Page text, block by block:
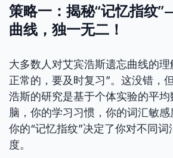
策略一：揭秘“记忆指纹
曲线，独一无二！
大多数人对艾宾浩斯遗忘曲线的理
正常的，要及时复习”。这没错，
浩斯的研究是基于个体实验的平
脑，你的学习习惯，你的词汇敏感
你的“记忆指纹”决定了你对不同
度。